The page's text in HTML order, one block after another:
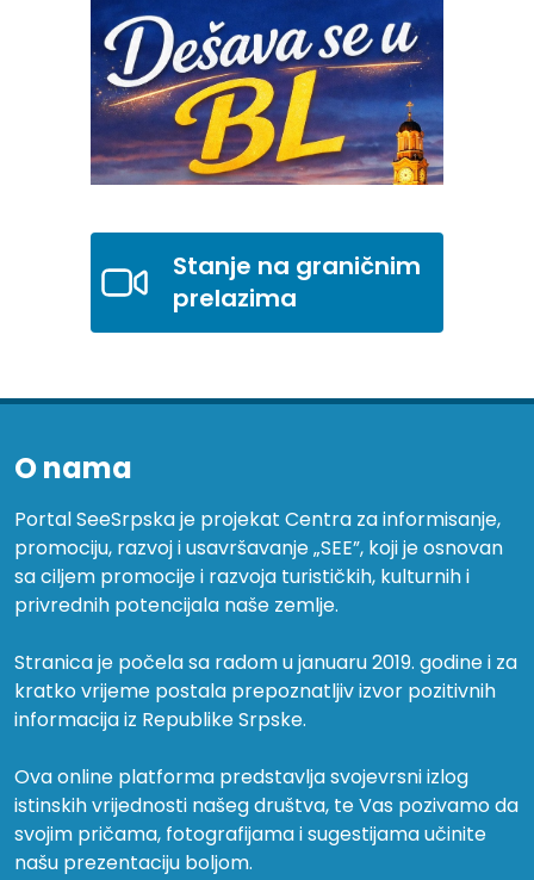
Stanje na graničnim
prelazima
O nama
Portal SeeSrpska je projekat Centra za informisanje,
promociju, razvoj i usavršavanje „SEE”, koji je osnovan
sa ciljem promocije i razvoja turističkih, kulturnih i
privrednih potencijala naše zemlje.
Stranica je počela sa radom u januaru 2019. godine i za
kratko vrijeme postala prepoznatljiv izvor pozitivnih
informacija iz Republike Srpske.
Ova online platforma predstavlja svojevrsni izlog
istinskih vrijednosti našeg društva, te Vas pozivamo da
svojim pričama, fotografijama i sugestijama učinite
našu prezentaciju boljom.